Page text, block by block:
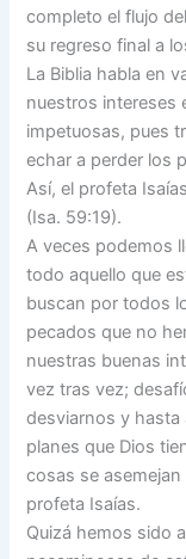
completo el flujo
su regreso final a
La Biblia habla en
nuestros intereses
impetuosas, pues
echar a perder los
Así, el profeta
(Isa. 59:19).
A veces podemos
todo aquello que
buscan por todos
pecados que no
nuestras buenas
vez tras vez;
desviarnos y hasta
planes que Dios
cosas se
profeta Isaías.
Quizá hemos sido